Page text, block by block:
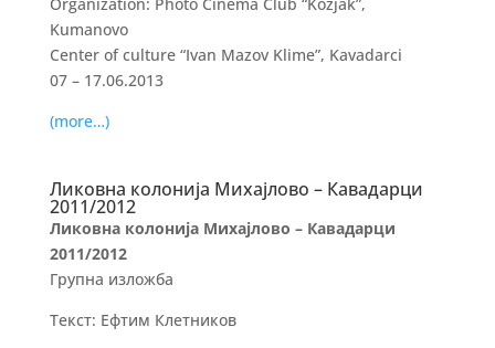
Kumanovo
Center of culture “Ivan Mazov Klime”, Kavadarci
07 – 17.06.2013
(more…)
Ликовна колонија Михајлово – Кавадарци
2011/2012
Ликовна колонија Михајлово – Кавадарци
2011/2012
Групна изложба
Текст: Ефтим Клетников